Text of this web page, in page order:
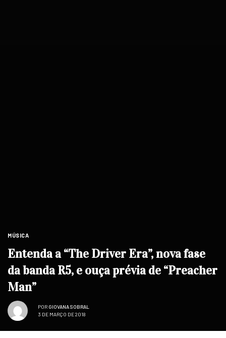
MÚSICA
Entenda a “The Driver Era”, nova fase
da banda R5, e ouça prévia de “Preacher
Man”
POR GIOVANA SOBRAL
3 DE MARÇO DE 2018